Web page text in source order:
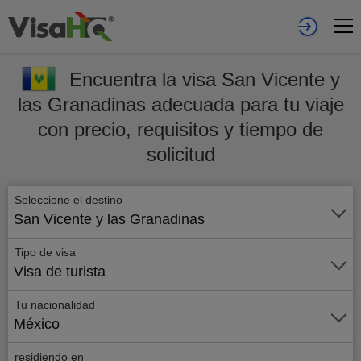
Encuentra la visa San Vicente y
las Granadinas adecuada para tu viaje
con precio, requisitos y tiempo de
solicitud
Seleccione el destino
San Vicente y las Granadinas
Tipo de visa
Visa de turista
Tu nacionalidad
México
residiendo en